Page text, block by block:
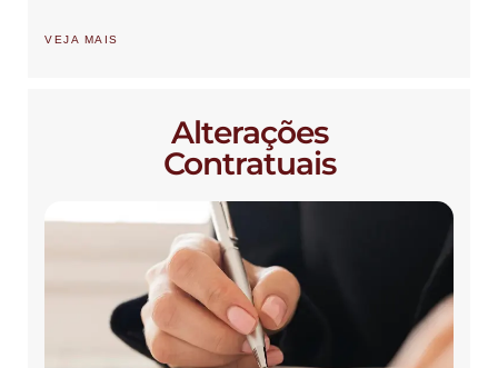
VEJA MAIS
Alterações
Contratuais